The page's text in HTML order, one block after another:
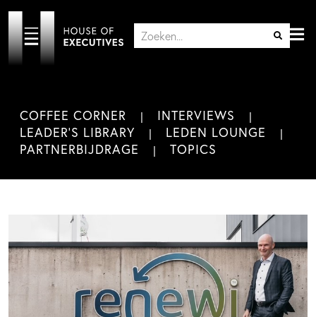
COFFEE CORNER
INTERVIEWS
LEADER'S LIBRARY
LEDEN LOUNGE
PARTNERBIJDRAGE
TOPICS